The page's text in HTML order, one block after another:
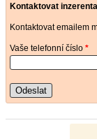
Kontaktovat
Kontaktovat emailem
Vaše telefonní číslo *
Odeslat